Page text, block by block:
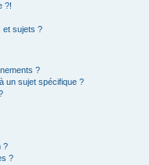
?!
et sujets ?
?
un sujet spécifique ?
?
?